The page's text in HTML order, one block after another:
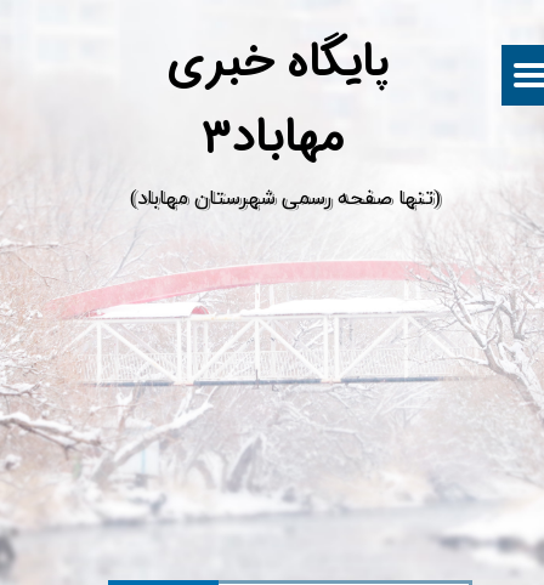
پایگاه خبری
​(تنها صفحه رسمی شهرستان مهاباد)